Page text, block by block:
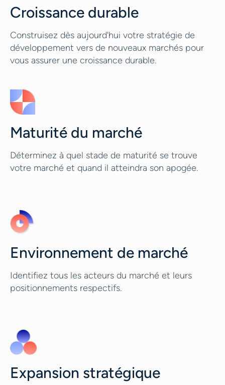
Croissance durable
Construisez dès aujourd'hui votre stratégie de
développement vers de nouveaux marchés pour
vous assurer une croissance durable.
Maturité du marché
Déterminez à quel stade de maturité se trouve
votre marché et quand il atteindra son apogée.
Environnement de marché
Identifiez tous les acteurs du marché et leurs
positionnements respectifs.
Expansion stratégique